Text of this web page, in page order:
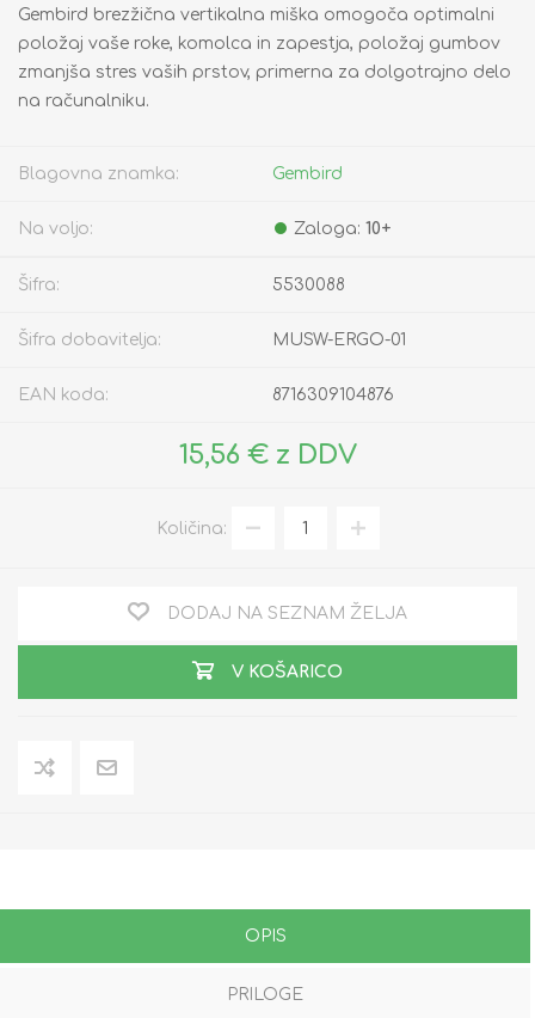
Gembird brezžična vertikalna miška omogoča optimalni
položaj vaše roke, komolca in zapestja, položaj gumbov
zmanjša stres vaših prstov, primerna za dolgotrajno delo
na računalniku.
Blagovna znamka: Gembird
Na voljo: Zaloga: 10+
Šifra: 5530088
Šifra dobavitelja: MUSW-ERGO-01
EAN koda: 8716309104876
15,56 € z DDV
Količina:
DODAJ NA SEZNAM ŽELJA
V KOŠARICO
OPIS
PRILOGE